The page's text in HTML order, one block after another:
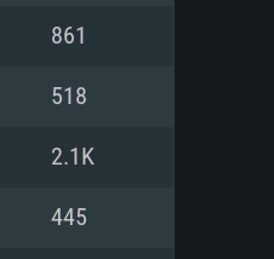
이상
Nvidia
지 않습니
래픽 드라
861
518
2.1K
445